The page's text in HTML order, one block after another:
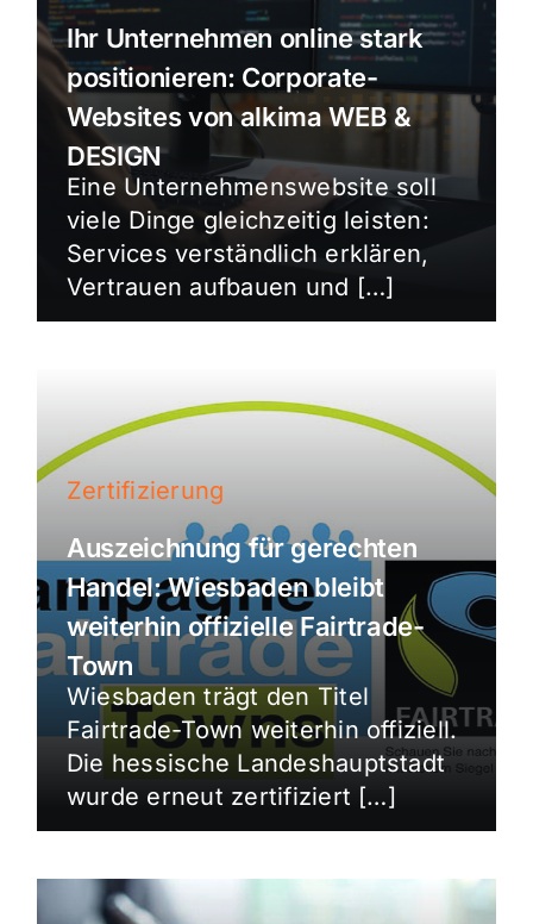
Ihr Unternehmen online stark
positionieren: Corporate-
Websites von alkima WEB &
DESIGN
Eine Unternehmenswebsite soll
viele Dinge gleichzeitig leisten:
Services verständlich erklären,
Vertrauen aufbauen und […]
Zertifizierung
Auszeichnung für gerechten
Handel: Wiesbaden bleibt
weiterhin offizielle Fairtrade-
Town
Wiesbaden trägt den Titel
Fairtrade-Town weiterhin offiziell.
Die hessische Landeshauptstadt
wurde erneut zertifiziert […]